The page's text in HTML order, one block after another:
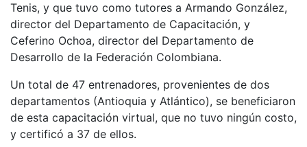
Tenis, y que tuvo como tutores a Armando González,
director del Departamento de Capacitación, y
Ceferino Ochoa, director del Departamento de
Desarrollo de la Federación Colombiana.
Un total de 47 entrenadores, provenientes de dos
departamentos (Antioquia y Atlántico), se beneficiaron
de esta capacitación virtual, que no tuvo ningún costo,
y certificó a 37 de ellos.